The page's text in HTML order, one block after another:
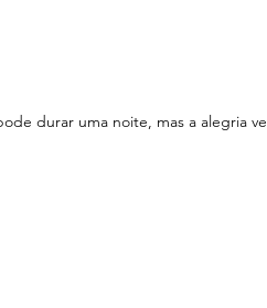
durar uma noite, mas a alegria